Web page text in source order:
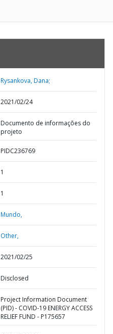
Rysankova, Dana;
2021/02/24
Documento de informações do
projeto
PIDC236769
1
1
Mundo,
Other,
2021/02/25
Disclosed
Project Information Document
(PID) - COVID-19 ENERGY ACCESS
RELIEF FUND - P175657